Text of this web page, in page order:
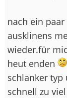
nach ein
ausklinens
wieder.für
heut enden
schlanker typ
schnell zu